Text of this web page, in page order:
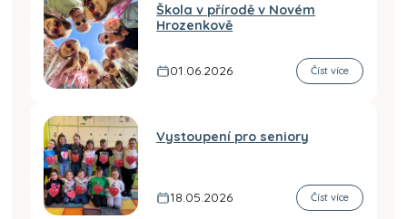
Škola v přírodě v Novém
Hrozenkově
01.06.2026 Číst více
Vystoupení pro seniory
18.05.2026 Číst více